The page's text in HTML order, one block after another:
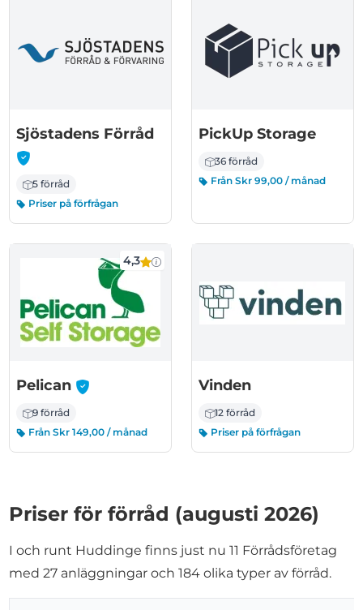
Sjöstadens Förråd-
5 förråd
Priser på förfrågan
PickUp Storage
36 förråd
Från Skr 99,00 / månad
4,3
Pelican -
9 förråd
Från Skr 149,00 / månad
Vinden
12 förråd
Priser på förfrågan
Priser för förråd (augusti 2026)
I och runt Huddinge finns just nu 11 Förrådsföretag
med 27 anläggningar och 184 olika typer av förråd.